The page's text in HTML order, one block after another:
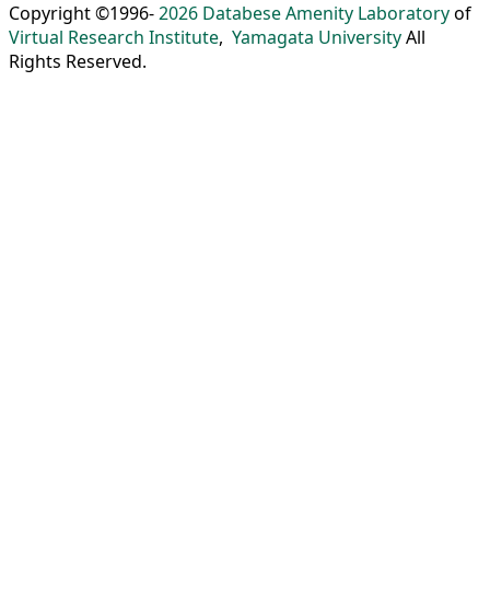
Copyright ©1996-2026 Databese Amenity Laboratoryof
Virtual Research Institute, Yamagata UniversityAll
Rights Reserved.